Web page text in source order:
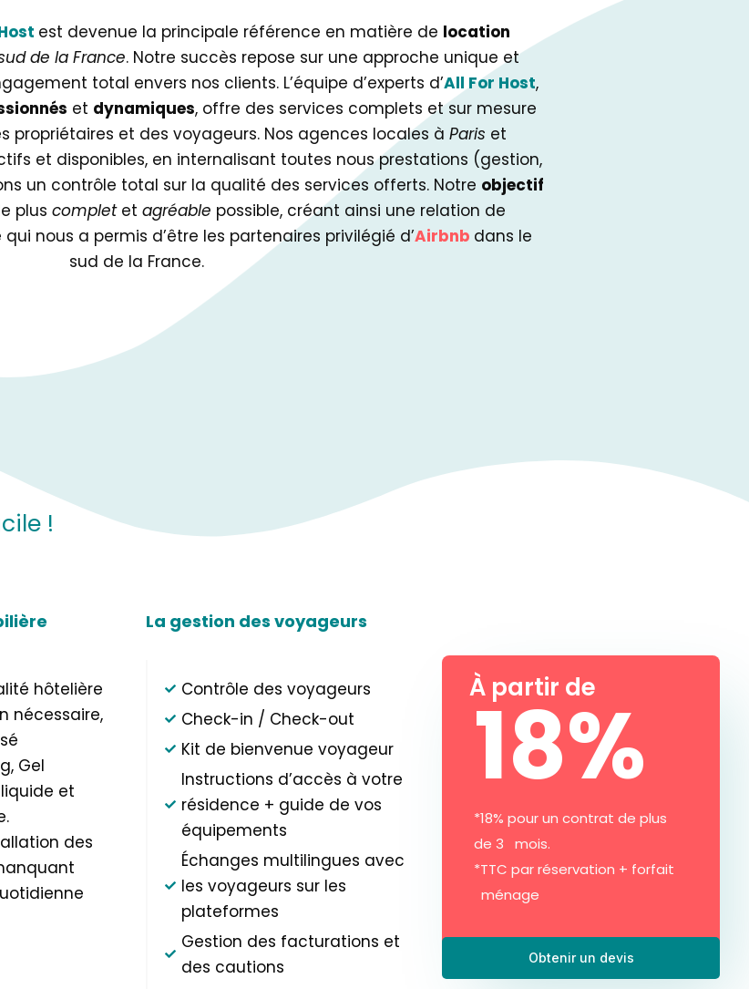
est devenue la principale référence en matière de location
de la France. Notre succès repose sur une approche unique et
total envers nos clients. L’équipe d’experts d’All For Host,
et dynamiques, offre des services complets et sur mesure
propriétaires et des voyageurs. Nos agences locales à Paris et
et disponibles, en internalisant toutes nous prestations (gestion,
un contrôle total sur la qualité des services offerts. Notre objectif
plus completet agréable possible, créant ainsi une relation de
nous a permis d’être les partenaires privilégié d’Airbnb dans le
sud de la France.
!
hôtelière
nécessaire,
Gel
et
des
La gestion des voyageurs
Contrôle des voyageurs
Check-in / Check-out
Kit de bienvenue voyageur
Instructions d’accès à votre
résidence + guide de vos
équipements
Échanges multilingues avec
les voyageurs sur les
plateformes
Gestion des facturations et
des cautions
18%
*18% pour un contrat de plus
de 3 mois.
*TTC par réservation + forfait
ménage
À partir de
Obtenir un devis